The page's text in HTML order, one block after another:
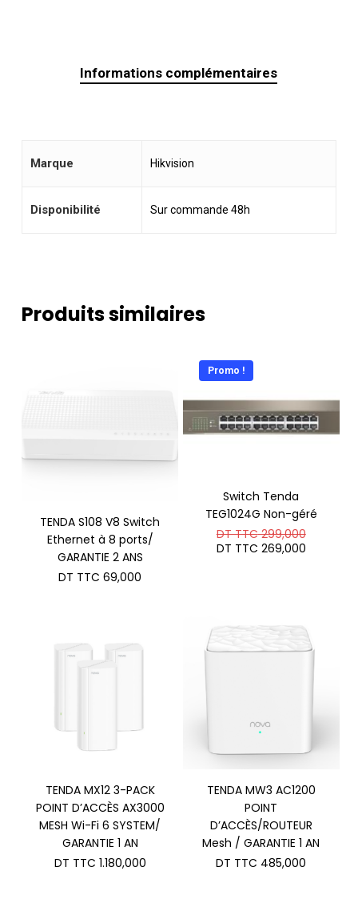
Informations complémentaires
Marque Hikvision
Disponibilité Sur commande 48h
Produits similaires
TENDA S108 V8 Switch
Ethernet à 8 ports/
GARANTIE 2 ANS
DT TTC 69,000
Promo !
Switch Tenda
TEG1024G Non-géré
DT TTC299,000Le
prix
DT TTC 269,000Le
TENDA MX12 3-PACK
POINT D’ACCÈS AX3000
MESH Wi-Fi 6 SYSTEM/
GARANTIE 1 AN
DT TTC 1.180,000
TENDA MW3 AC1200
POINT
D’ACCÈS/ROUTEUR
Mesh / GARANTIE 1 AN
DT TTC 485,000